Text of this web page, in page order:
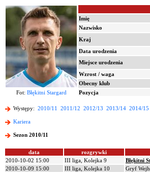
Imię
Nazwisko
Kraj
Data urodzenia
Miejsce urodzenia
Wzrost / waga
Obecny klub
Fot: Błękitni Stargard Pozycja
Występy: 2010/11 2011/12 2012/13 2013/14 2014/15
Kariera
Sezon 2010/11
data rozgrywki
2010-10-02 15:00
III liga, Kolejka 9 Błękitni
2010-10-09 15:00
III liga, Kolejka 10 Gryf